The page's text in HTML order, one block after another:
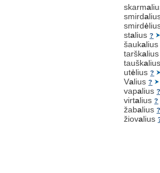
skarma
smirda
smirdė
stalius?
šauka
tarška
tauška
utėlius?
Valius?
vapalius
virtalius?
žabalius
žiovalius